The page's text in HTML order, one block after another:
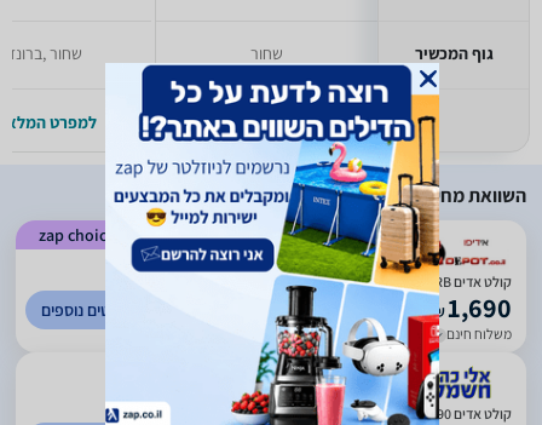
גוף המכשיר שחור
למפרט המלא >>
שחור ,ברונזה
למפרט המלא
השוואת מחירים
zap choice
4.95
(
938
)
קולט אדים ‏Lacasa LCHP30RB
₪1,690
משלוח חינם עד 5 ימי עסקים
לפרטים נוספים
5
(
119
)
קולט אדים 90 סמ LACASA LCHP30RB שחור כפרי